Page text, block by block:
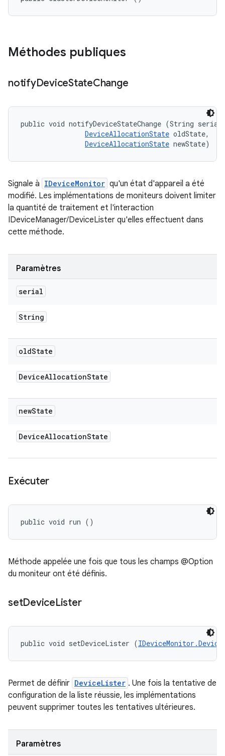
Méthodes publiques
notifyDeviceStateChange
public void notifyDeviceStateChange (String
DeviceAllocationState oldState,
DeviceAllocationState newState)
Signale à IDeviceMonitor qu'un état d'appareil a été
modifié. Les implémentations de moniteurs doivent limiter
la quantité de traitement et l'interaction
IDeviceManager/DeviceLister qu'elles effectuent dans
cette méthode.
Paramètres
serial
String
oldState
DeviceAllocationState
newState
DeviceAllocationState
Exécuter
public void run ()
Méthode appelée une fois que tous les champs @Option
du moniteur ont été définis.
setDeviceLister
public void setDeviceLister (
Permet de définir DeviceLister . Une fois la tentative de
configuration de la liste réussie, les implémentations
peuvent supprimer toutes les tentatives ultérieures.
Paramètres